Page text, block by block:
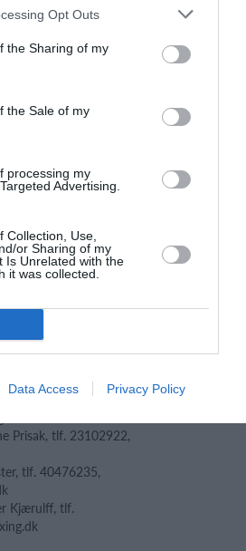
Opt Outs
the Sharing of my
the Sale of my
processing my
Advertising.
Collection, Use,
or Sharing of my
Is Unrelated with the
it was collected.
Data Access Privacy Policy
senere men her er de vigtigste
mellem kl. 16 og kl. 18
mellem kl. 12 og kl. 14
først til mølle.
tlf. 21675007,
Prisak, tlf. 23102922,
tlf. 40476235,
Kjærulff, tlf.